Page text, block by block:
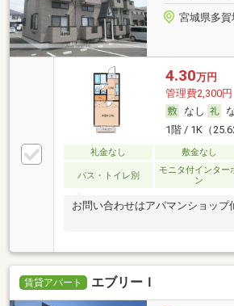
宮城県多賀
4.30万円
管理費2,300円
なし
1階 / 1K（
礼金なし 敷金なし
バス・トイレ別
モニタ付インター
ン
お問い合わせはアパマンショップ
賃貸アパート エブリーＩ